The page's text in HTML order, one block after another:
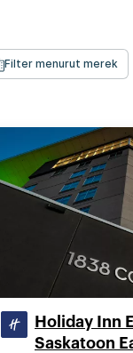
Filter menurut merek
Holiday Inn
Saskatoon